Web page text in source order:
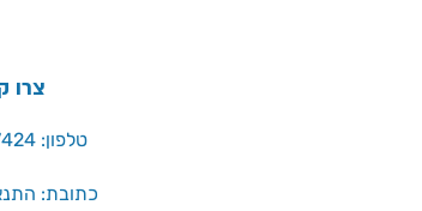
צרו
טלפון: 03-7787424
כתובת: התנאים 5